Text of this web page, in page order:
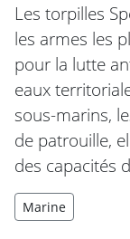
Les torpilles
les armes les
pour la lutte
eaux
sous-marins,
de patrouille,
des capacités
Marine